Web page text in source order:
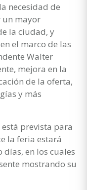
necesidad de
mayor
la ciudad, y
el marco de las
Walter
mejora en la
de la oferta,
y más
prevista para
la feria estará
en los cuales
mostrando su